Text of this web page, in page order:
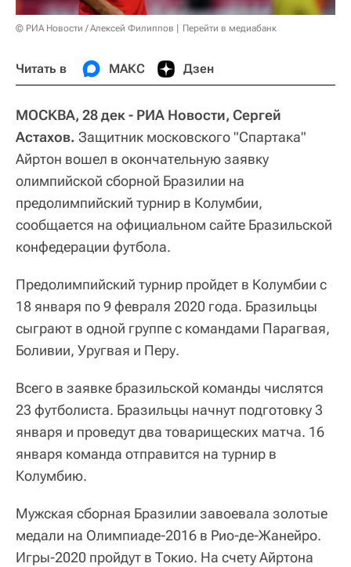
© РИА Новости / Алексей Филиппов Перейти в медиабанк
Читать в МАКС Дзен
МОСКВА, 28 дек - РИА Новости, Сергей
Астахов. Защитник московского "Спартака"
Айртон вошел в окончательную заявку
олимпийской сборной Бразилии на
предолимпийский турнир в Колумбии,
сообщается на официальном сайте Бразильской
конфедерации футбола.
Предолимпийский турнир пройдет в Колумбии с
18 января по 9 февраля 2020 года. Бразильцы
сыграют в одной группе с командами Парагвая,
Боливии, Уругвая и Перу.
Всего в заявке бразильской команды числятся
23 футболиста. Бразильцы начнут подготовку 3
января и проведут два товарищеских матча. 16
января команда отправится на турнир в
Колумбию.
Мужская сборная Бразилии завоевала золотые
медали на Олимпиаде-2016 в Рио-де-Жанейро.
Игры-2020 пройдут в Токио. На счету Айртона